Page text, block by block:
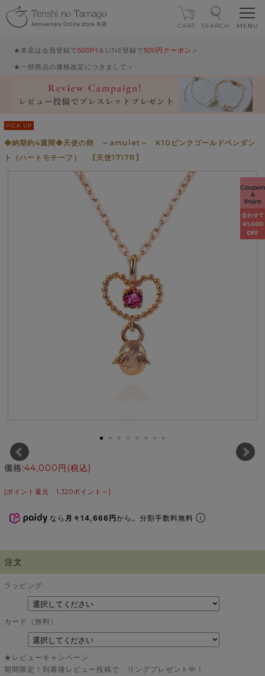
★本店は会員登録で500Pt ＆LINE登録で500円クーポン ＞
★一部商品の価格改定につきまして＞
CART SEARCH
PICK UP
◆納期約4週間◆天使の卵 ～amulet～ K10ピンクゴールドペンダン
ト（ハートモチーフ） 【天使1717R】
価格:44,000円 (税込)
[ポイント還元 1,320ポイント～]
なら 月々14,666円から。分割手数料無料
注文
ラッピング:
カード（無料）:
★レビューキャンペーン:
期間限定！到着後レビュー投稿で、リングプレゼント中！